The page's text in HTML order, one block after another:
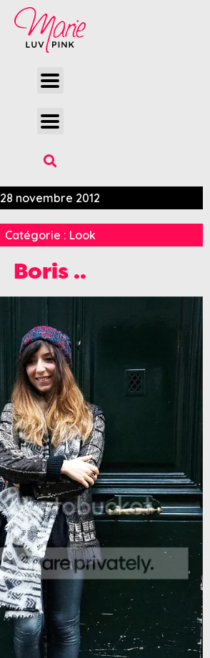
28 novembre 2012
Catégorie : Look
Boris ..